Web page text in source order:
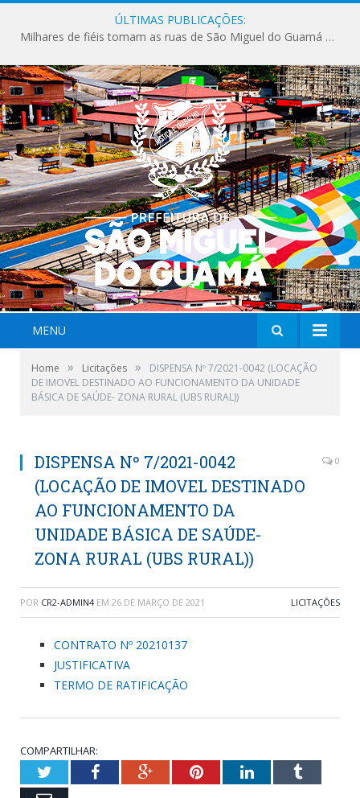
ÚLTIMAS PUBLICAÇÕES:
Milhares de fiéis tomam as ruas de São Miguel do Guamá em uma grande celebração de fé na Marcha para Jesus 2026.
MENU
Home » Licitações »
DISPENSA Nº 7/2021-0042 (LOCAÇÃO
DE IMOVEL DESTINADO AO FUNCIONAMENTO DA UNIDADE
BÁSICA DE SAÚDE- ZONA RURAL (UBS RURAL))
DISPENSA Nº 7/2021-0042
(LOCAÇÃO DE IMOVEL DESTINADO
AO FUNCIONAMENTO DA
UNIDADE BÁSICA DE SAÚDE-
ZONA RURAL (UBS RURAL))
0
POR CR2-ADMIN4 EM 26 DE MARÇO DE 2021 LICITAÇÕES
CONTRATO Nº 20210137
JUSTIFICATIVA
TERMO DE RATIFICAÇÃO
COMPARTILHAR:
TwitterFacebookGoogle+PinterestLinkedInTumblr